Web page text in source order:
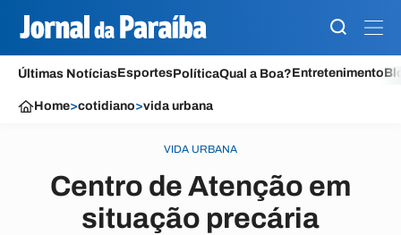
Últimas NotíciasEsportesPolíticaQual a Boa?Entretenimento
Home>cotidiano>vida urbana
VIDA URBANA
Centro de Atenção em
situação precária